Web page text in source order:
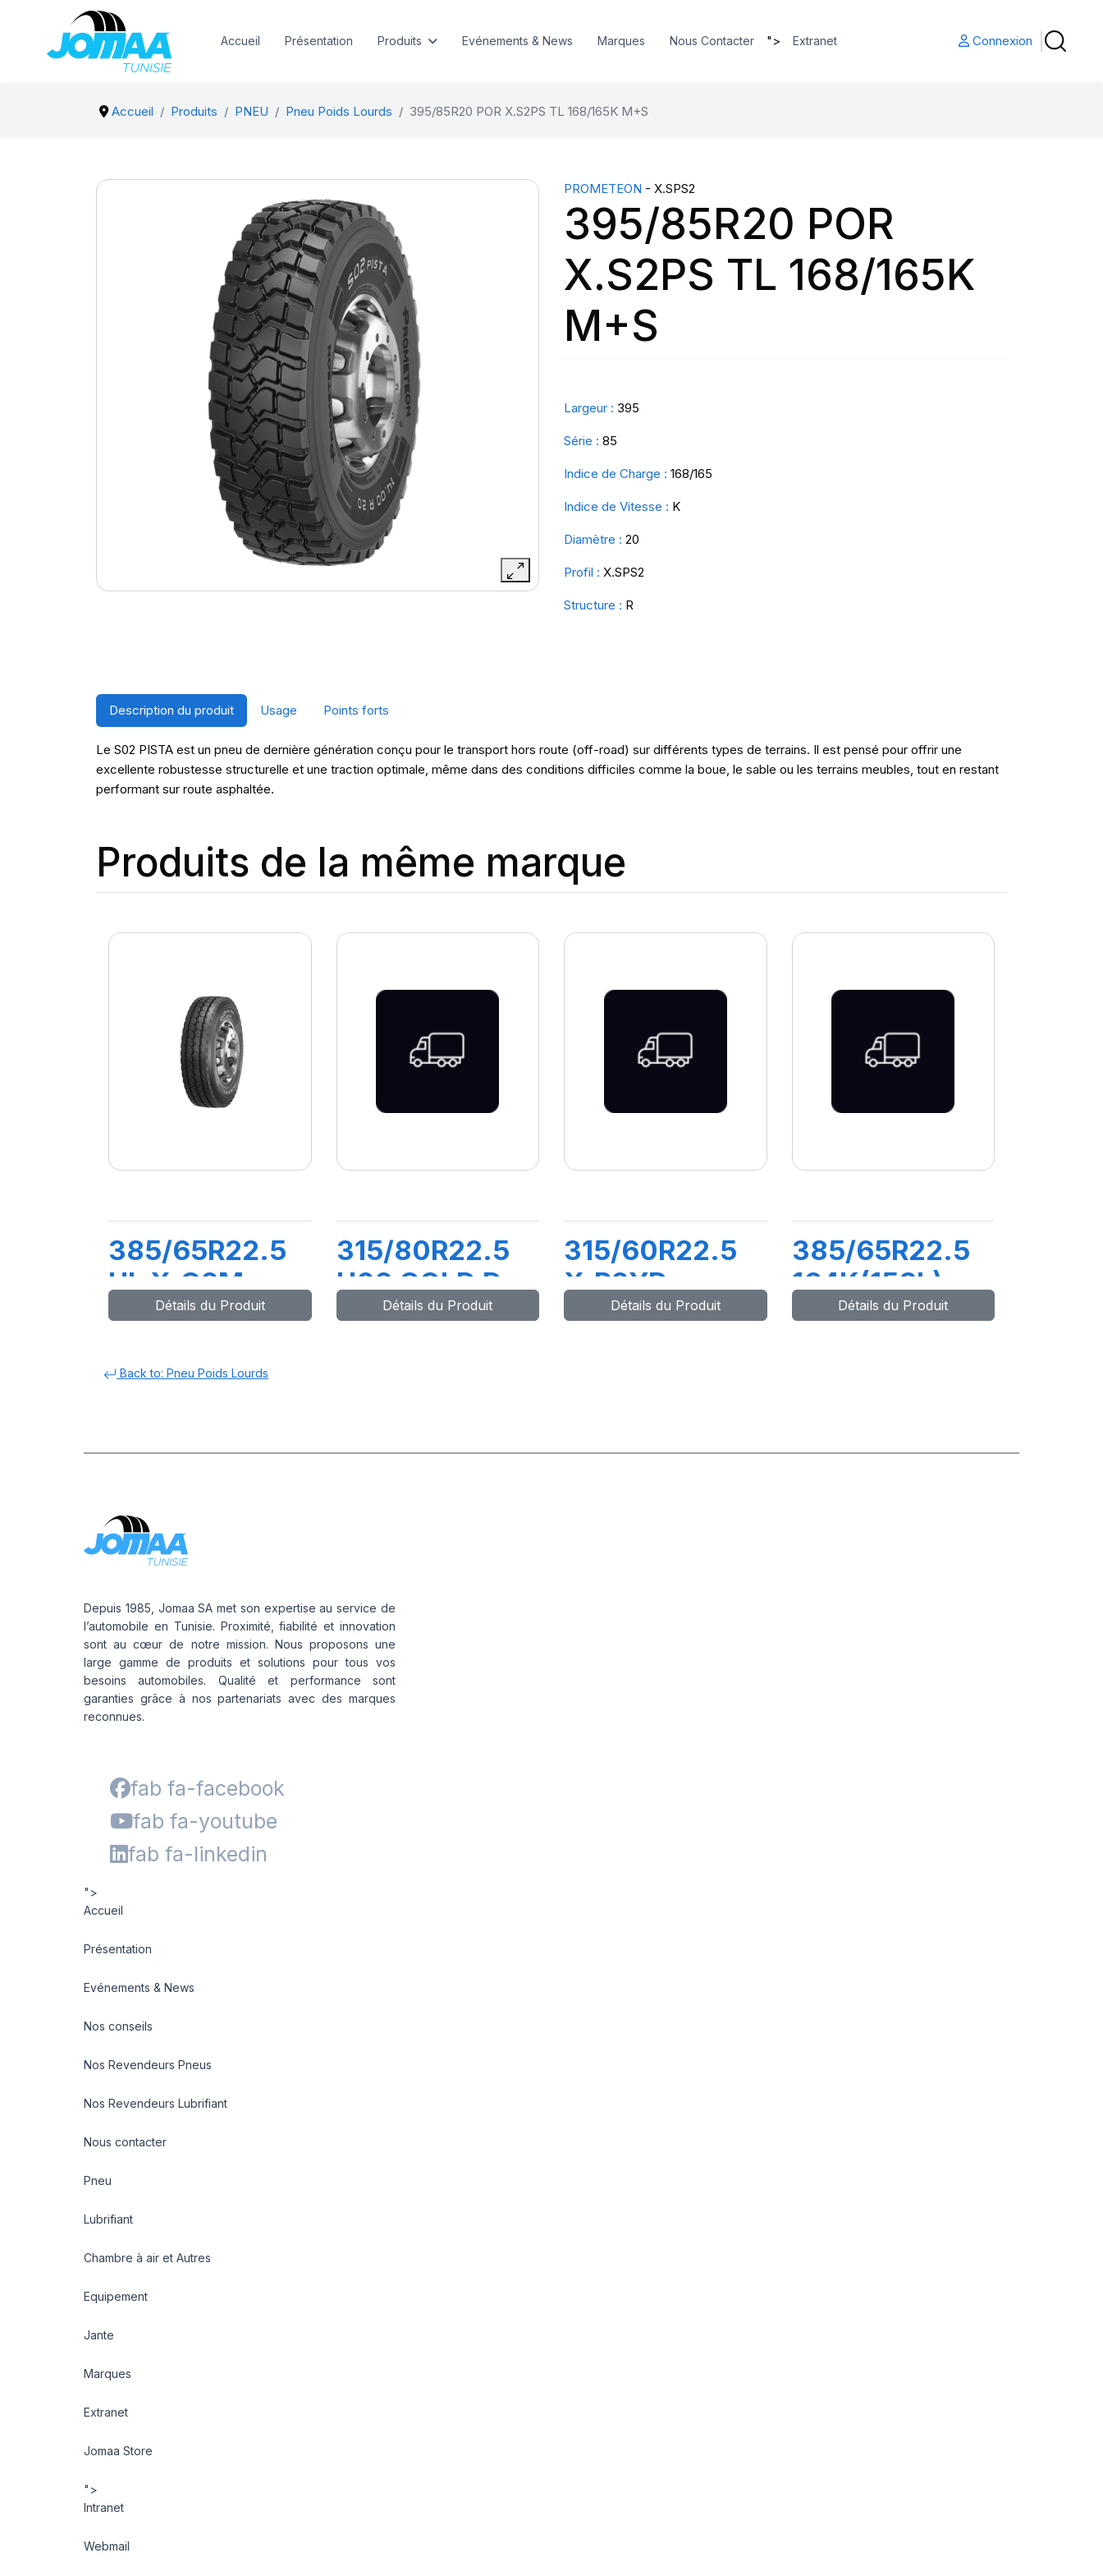
Accueil Présentation Produits Evénements & News Marques Nous Contacter "> Extranet Connexion
Accueil Produits PNEU Pneu Poids Lourds 395/85R20 POR X.S2PS TL 168/165K M+S
PROMETEON - X.SPS2
395/85R20 POR
X.S2PS TL 168/165K
M+S
Largeur : 395
Série : 85
Indice de Charge : 168/165
Indice de Vitesse : K
Diamètre : 20
Profil : X.SPS2
Structure : R
Description du produit Usage Points forts
Le S02 PISTA est un pneu de dernière génération conçu pour le transport hors route (off-road) sur différents types de terrains. Il est pensé pour offrir une
excellente robustesse structurelle et une traction optimale, même dans des conditions difficiles comme la boue, le sable ou les terrains meubles, tout en restant
performant sur route asphaltée.
Produits de la même marque
385/65R22.5
HL X.G2M
164K (158L) M1
Détails du Produit
315/80R22.5
H02 COLD D
156/150L
Détails du Produit
315/60R22.5
X.R2YD
152/148L
Détails du Produit
385/65R22.5
164K(158L)
M+S X.R2FS
Détails du Produit
Back to: Pneu Poids Lourds
Depuis 1985, Jomaa SA met son expertise au service de
l’automobile en Tunisie. Proximité, fiabilité et innovation
sont au cœur de notre mission. Nous proposons une
large gamme de produits et solutions pour tous vos
besoins automobiles. Qualité et performance sont
garanties grâce à nos partenariats avec des marques
reconnues.
fab fa-facebook
fab fa-youtube
fab fa-linkedin
">
Accueil
Présentation
Evénements & News
Nos conseils
Nos Revendeurs Pneus
Nos Revendeurs Lubrifiant
Nous contacter
Pneu
Lubrifiant
Chambre à air et Autres
Equipement
Jante
Marques
Extranet
Jomaa Store
">
Intranet
Webmail